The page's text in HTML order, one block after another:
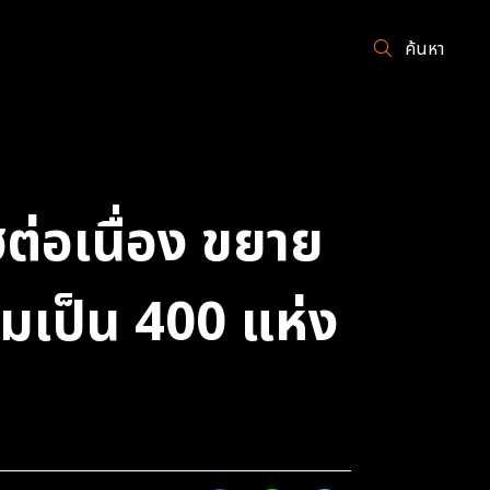
ค้นหา
อเนื่อง ขยาย
เป็น 400 แห่ง